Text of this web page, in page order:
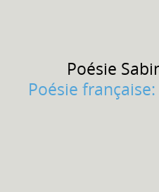
Poésie
Poésie